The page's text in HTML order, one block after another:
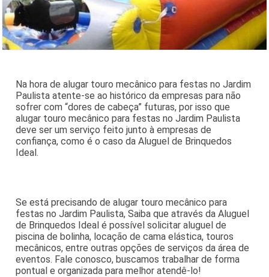
Na hora de alugar touro mecânico para festas no Jardim
Paulista atente-se ao histórico da empresas para não
sofrer com “dores de cabeça” futuras, por isso que
alugar touro mecânico para festas no Jardim Paulista
deve ser um serviço feito junto à empresas de
confiança, como é o caso da Aluguel de Brinquedos
Ideal.
Se está precisando de alugar touro mecânico para
festas no Jardim Paulista, Saiba que através da Aluguel
de Brinquedos Ideal é possível solicitar aluguel de
piscina de bolinha, locação de cama elástica, touros
mecânicos, entre outras opções de serviços da área de
eventos. Fale conosco, buscamos trabalhar de forma
pontual e organizada para melhor atendê-lo!